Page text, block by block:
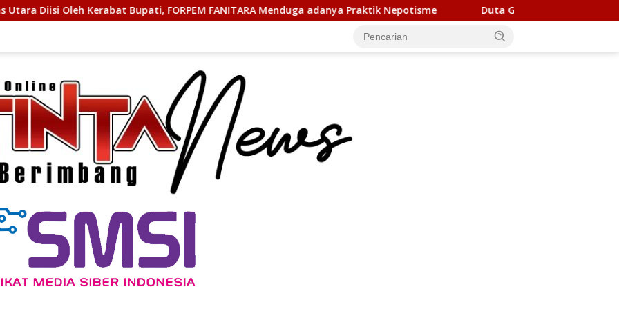
FORPEM FANITARA Menduga adanya Praktik Nepotisme Duta Genre Harus Jadi Penggerak Remaja, Rico Waas: